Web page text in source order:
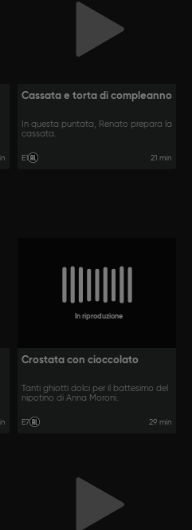
Cassata e torta di compleanno
In questa puntata, Renato prepara la
cassata.
E1 21 min
In riproduzione
Crostata con cioccolato
Tanti ghiotti dolci per il battesimo del
nipotino di Anna Moroni.
E7 29 min